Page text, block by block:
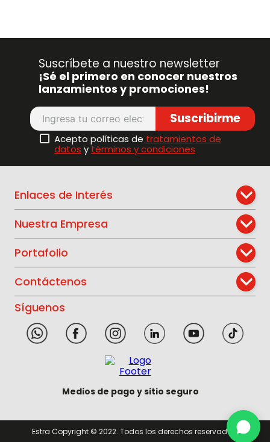
Suscríbete a nuestro newsletter
¡Sé el primero en conocer nuestros
lanzamientos y promociones!
Suscribirme
Acepto políticas de tratamientos de
datos y términos y condiciones
Enlaces de Interés
Nuestra Empresa
Portafolio
Contáctenos
Síguenos
Medios de pago y sitio seguro
Estra Copyright © 2022. Todos los derechos reservados.